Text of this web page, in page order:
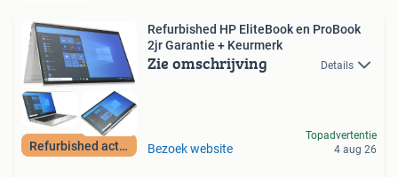
Refurbished actie!
Refurbished HP EliteBook en ProBook
2jr Garantie + Keurmerk
Zie omschrijving Details
Bezoek website
Topadvertentie
4 aug 26